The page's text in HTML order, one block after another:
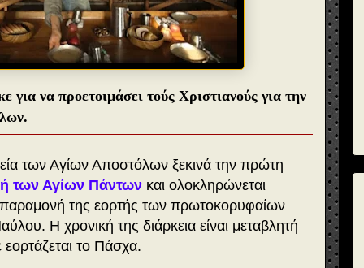
για να προετοι­μάσει τούς Χριστιανούς για την
των Αγίων Αποστόλων ξεκινά την πρώτη
των Αγίων Πάντων και ολοκληρώνεται
παραμονή της εορτής των πρωτοκορυφαίων
Η χρονική της διάρκεια είναι μεταβλητή
εορτάζεται το Πάσχα.